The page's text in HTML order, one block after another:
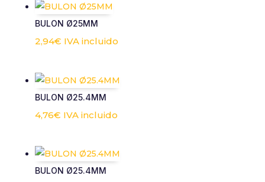
BULON Ø25MM
2,94€ IVA incluido
BULON Ø25.4MM
4,76€ IVA incluido
BULON Ø25.4MM